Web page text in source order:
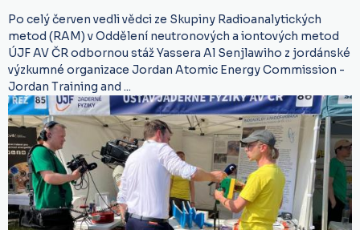
Po celý červen vedli vědci ze Skupiny Radioanalytických
metod (RAM) v Oddělení neutronových a iontových metod
ÚJF AV ČR odbornou stáž Yassera Al Senjlawiho z jordánské
výzkumné organizace Jordan Atomic Energy Commission -
Jordan Training and ...